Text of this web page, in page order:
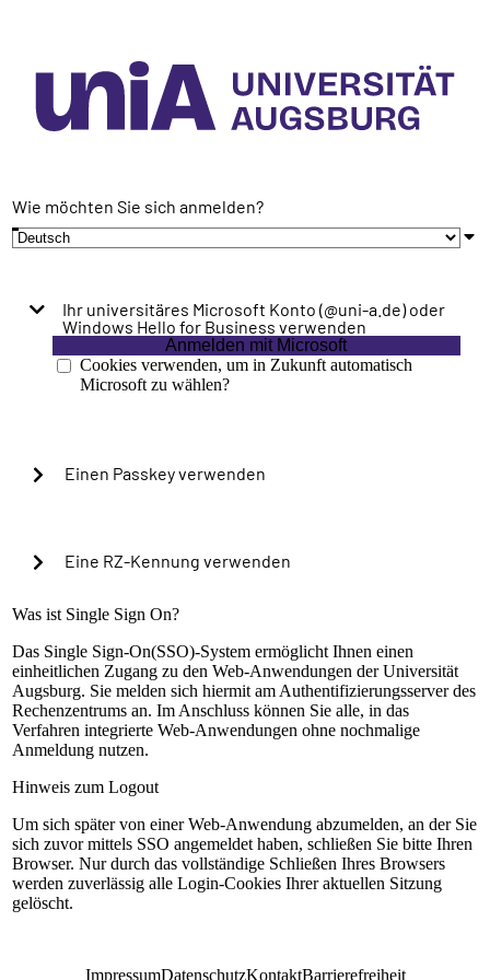
Wie möchten Sie sich anmelden?
Ihr universitäres Microsoft Konto (@uni-a.de) oder
Windows Hello for Business verwenden
Anmelden mit Microsoft
Cookies verwenden, um in Zukunft automatisch
Microsoft zu wählen?
Einen Passkey verwenden
Eine RZ-Kennung verwenden
Die Anmeldung mit RZ-Kennung ist nur nach
Einrichtung der lokalen Mehrfaktorauthentifizierung
möglich. Sollte dies bisher nicht geschehen sein,
können Sie sich mit Ihrem universitären Microsoft-
Konto (@uni-a.de-Mail) über Microsoft EntraID
kontaktieren Sie bitte unseren Servicedesk.
Anleitung zur Einrichtung
RZ-Kennung
Passwort
Was ist Single Sign On?
Das Single Sign-On(SSO)-System ermöglicht Ihnen einen
einheitlichen Zugang zu den Web-Anwendungen der Universität
Augsburg. Sie melden sich hiermit am Authentifizierungsserver des
Rechenzentrums an. Im Anschluss können Sie alle, in das
Verfahren integrierte Web-Anwendungen ohne nochmalige
Anmeldung nutzen.
Hinweis zum Logout
Um sich später von einer Web-Anwendung abzumelden, an der Sie
sich zuvor mittels SSO angemeldet haben, schließen Sie bitte Ihren
Browser. Nur durch das vollständige Schließen Ihres Browsers
werden zuverlässig alle Login-Cookies Ihrer aktuellen Sitzung
gelöscht.
ImpressumDatenschutzKontaktBarrierefreiheit